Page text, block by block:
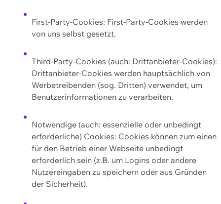
First-Party-Cookies: First-Party-Cookies werden
von uns selbst gesetzt.
Third-Party-Cookies (auch: Drittanbieter-Cookies):
Drittanbieter-Cookies werden hauptsächlich von
Werbetreibenden (sog. Dritten) verwendet, um
Benutzerinformationen zu verarbeiten.
Notwendige (auch: essenzielle oder unbedingt
erforderliche) Cookies: Cookies können zum einen
für den Betrieb einer Webseite unbedingt
erforderlich sein (z.B. um Logins oder andere
Nutzereingaben zu speichern oder aus Gründen
der Sicherheit).